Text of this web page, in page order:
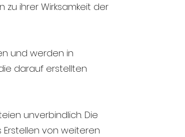
ihrer Wirksamkeit der
und werden in
darauf erstellten
unverbindlich. Die
von weiteren